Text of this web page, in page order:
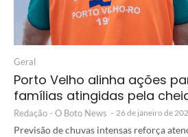
Geral
Porto Velho alinha ações
famílias atingidas pela
Redação - O Boto News - 26 de janeiro de
Previsão de chuvas intensas reforça